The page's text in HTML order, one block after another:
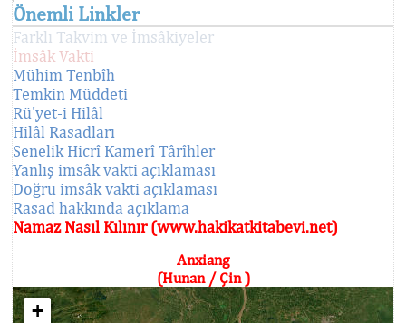
Önemli Linkler
Farklı Takvim ve İmsâkiyeler
İmsâk Vakti
Mühim Tenbîh
Temkin Müddeti
Rü'yet-i Hilâl
Hilâl Rasadları
Senelik Hicrî Kamerî Târîhler
Yanlış imsâk vakti açıklaması
Doğru imsâk vakti açıklaması
Rasad hakkında açıklama
Namaz Nasıl Kılınır (www.hakikatkitabevi.net)
Anxiang
(Hunan / Çin )
+